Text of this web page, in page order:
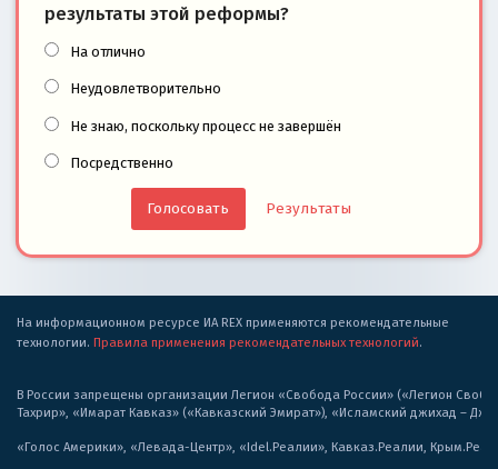
результаты этой реформы?
На отлично
Неудовлетворительно
Не знаю, поскольку процесс не завершён
Посредственно
Результаты
На информационном ресурсе ИА REX применяются рекомендательные
технологии. Правила применения рекомендательных технологий.
В России запрещены организации Легион «Свобода России» («Легион
Тахрир», «Имарат Кавказ» («Кавказский Эмират»), «Исламский джихад –
«Голос Америки», «Левада-Центр», «Idel.Реалии», Кавказ.Реалии,